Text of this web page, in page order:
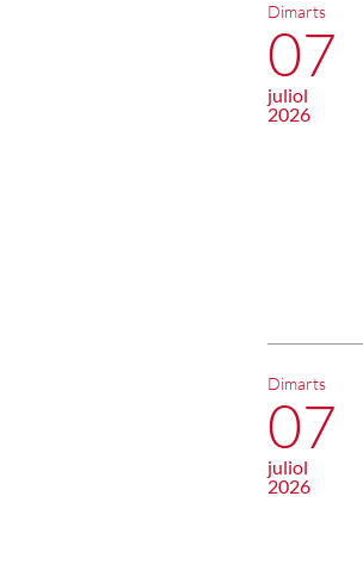
Dimarts
07
juliol
2026
Dimarts
07
juliol
2026